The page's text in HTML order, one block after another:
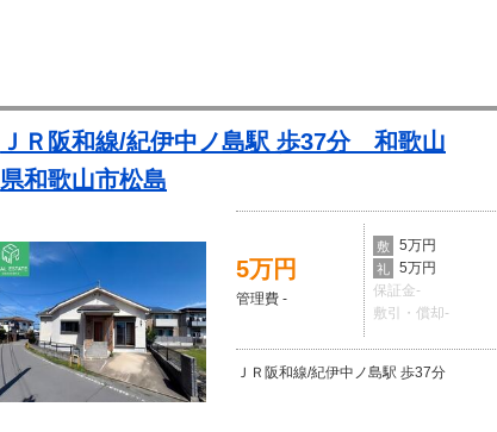
ＪＲ阪和線/紀伊中ノ島駅 歩37分 和歌山
県和歌山市松島
5万円
管理費 -
敷 5万円
礼
5万円
保証金-
敷引・償却-
ＪＲ阪和線/紀伊中ノ島駅 歩37分